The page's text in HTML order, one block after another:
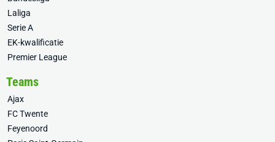
Laliga
Serie A
EK-kwalificatie
Premier League
Teams
Ajax
FC Twente
Feyenoord